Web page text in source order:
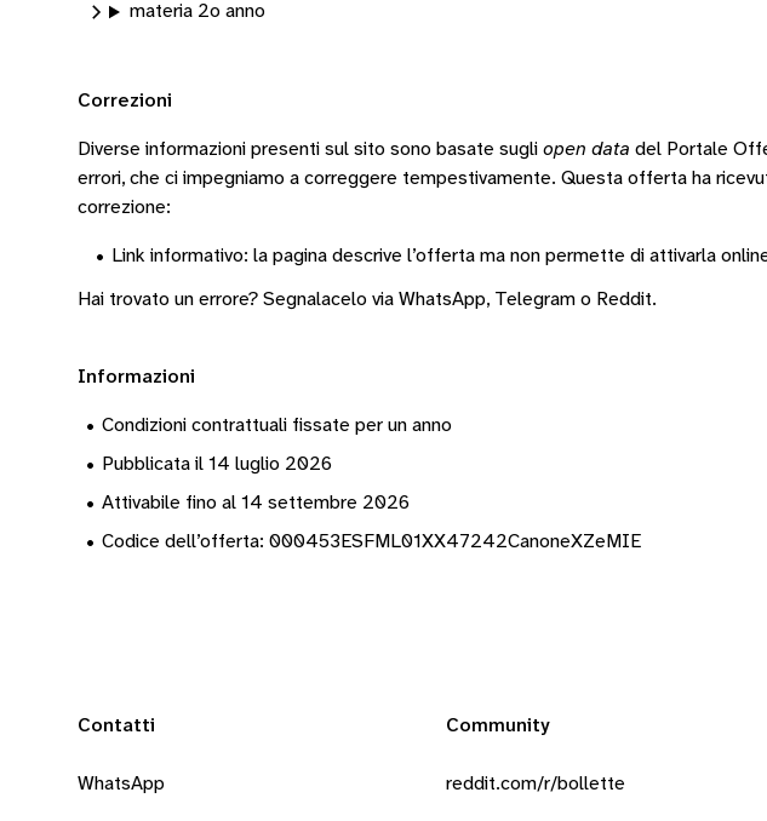
materia 2o anno
Correzioni
Diverse informazioni presenti sul sito sono basate sugli open data del Portale
errori, che ci impegniamo a correggere tempestivamente. Questa offerta ha
correzione:
• Link informativo: la pagina descrive l’offerta ma non permette di attivarla
Hai trovato un errore? Segnalacelo via WhatsApp, Telegram o Reddit.
Informazioni
• Condizioni contrattuali fissate per un anno
• Pubblicata il 14 luglio 2026
• Attivabile fino al 14 settembre 2026
• Codice dell’offerta: 000453ESFML01XX47242CanoneXZeMIE
Contatti
WhatsApp
Community
reddit.com/r/bollette